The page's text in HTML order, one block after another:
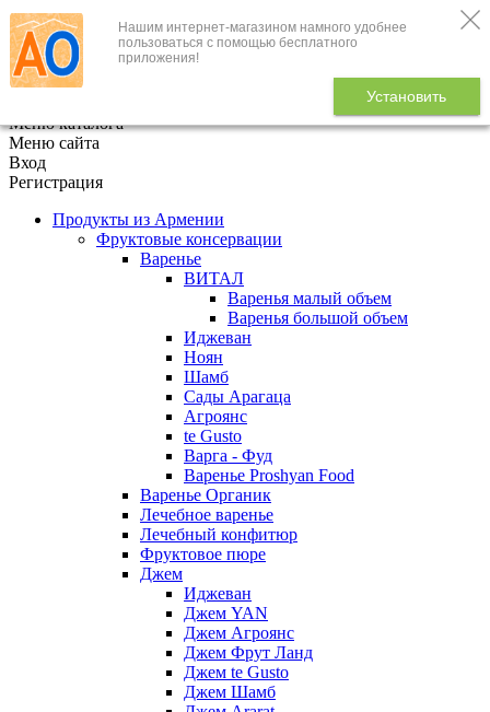
Нашим интернет-магазином намного удобнее
пользоваться с помощью бесплатного
приложения!
Установить
+7 (495) 646-888-1
В корзине
Меню каталога
Меню сайта
Вход
Регистрация
Продукты из Армении
Фруктовые консервации
Варенье
ВИТАЛ
Варенья малый объем
Варенья большой объем
Иджеван
Ноян
Шамб
Сады Арагаца
Агроянс
te Gusto
Варга - Фуд
Варенье Proshyan Food
Варенье Органик
Лечебное варенье
Лечебный конфитюр
Фруктовое пюре
Джем
Иджеван
Джем YAN
Джем Агроянс
Джем Фрут Ланд
Джем te Gusto
Джем Шамб